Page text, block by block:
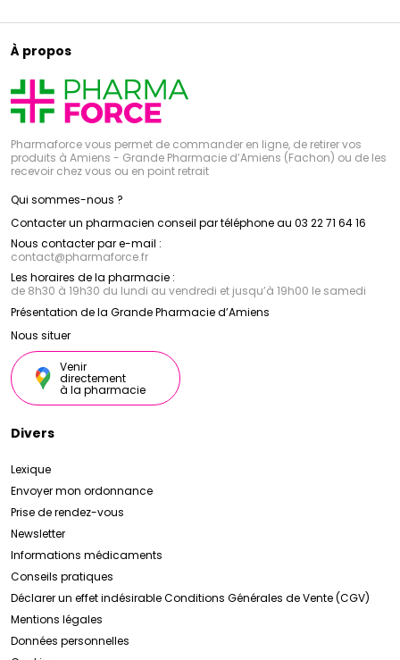
À propos
Pharmaforce vous permet de commander en ligne, de retirer vos
produits à Amiens - Grande Pharmacie d’Amiens (Fachon) ou de les
recevoir chez vous ou en point retrait
Qui sommes-nous ?
Contacter un pharmacien conseil par téléphone au 03 22 71 64 16
Nous contacter par e-mail :
contact@pharmaforce.fr
Les horaires de la pharmacie :
de 8h30 à 19h30 du lundi au vendredi et jusqu’à 19h00 le samedi
Présentation de la Grande Pharmacie d’Amiens
Nous situer
Venir
directement
à la pharmacie
Divers
Lexique
Envoyer mon ordonnance
Prise de rendez-vous
Newsletter
Informations médicaments
Conseils pratiques
Déclarer un effet indésirableConditions Générales de Vente (CGV)
Mentions légales
Données personnelles